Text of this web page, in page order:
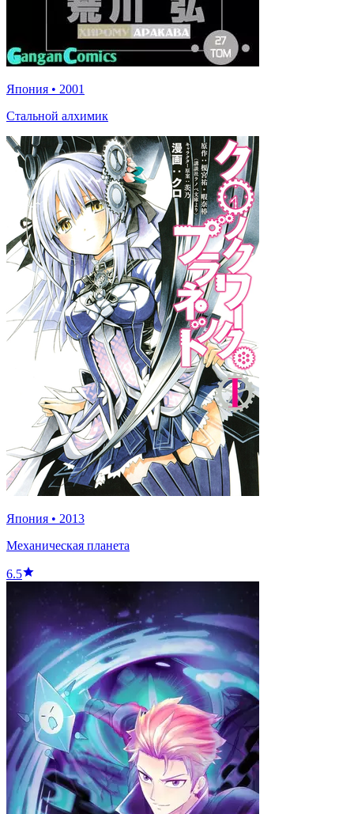
Япония • 2001
Стальной алхимик
Япония • 2013
Механическая планета
6.5